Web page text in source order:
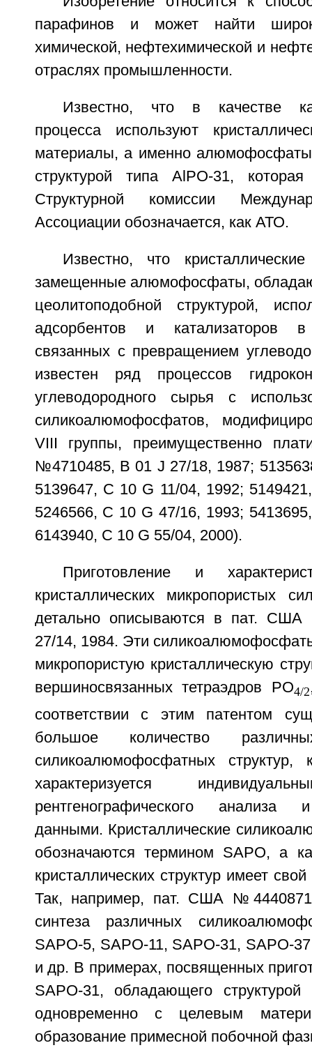
парафинов и может найти
химической, нефтехимической и
отраслях промышленности.
Известно, что в качестве
процесса используют
материалы, а именно алюмофосфаты
структурой типа AlPO-31,
Структурной комиссии
Ассоциации обозначается, как АТО.
Известно, что
замещенные алюмофосфаты,
цеолитоподобной структурой,
адсорбентов и катализаторов
связанных с превращением
известен ряд процессов
углеводородного сырья с
силикоалюмофосфатов,
VIII группы, преимущественно
№4710485, B 01 J 27/18, 1987;
5139647, C 10 G 11/04, 1992;
5246566, C 10 G 47/16, 1993;
6143940, C 10 G 55/04, 2000).
Приготовление и
кристаллических микропористых
детально описываются в пат.
27/14, 1984. Эти
микропористую кристаллическую
вершиносвязанных тетраэдров PO4/2
соответствии с этим патентом
большое количество
силикоалюмофосфатных структур,
характеризуется
рентгенографического анализа
данными. Кристаллические
обозначаются термином SAPO, а
кристаллических структур имеет
Так, например, пат. США
синтеза различных
SAPO-5, SAPO-11, SAPO-31, SAPO-
и др. В примерах, посвященных
SAPO-31, обладающего
одновременно с целевым
образование примесной побочной